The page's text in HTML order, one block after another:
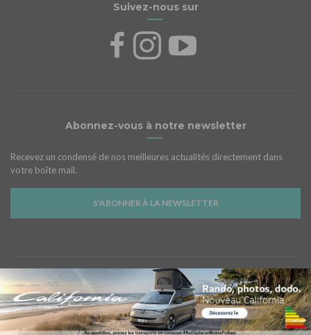
Suivez-nous sur
Abonnez-vous à notre newsletter
Recevez un condensé de nos meilleures actualités directement dans
votre boîte mail.
S'ABONNER À LA NEWSLETTER
Notre partenaire